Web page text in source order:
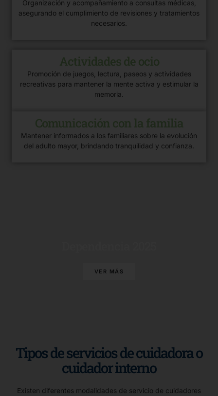
Organización y acompañamiento a consultas médicas,
asegurando el cumplimiento de revisiones y tratamientos
necesarios.
Actividades de ocio
Promoción de juegos, lectura, paseos y actividades
recreativas para mantener la mente activa y estimular la
memoria.
Comunicación con la familia
Mantener informados a los familiares sobre la evolución
del adulto mayor, brindando tranquilidad y confianza.
VER MÁS
Tipos de servicios de cuidadora o
cuidador interno
Existen diferentes modalidades de servicio de cuidadores